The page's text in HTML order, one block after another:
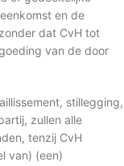
en de
dat CvH tot
van de door
stillegging,
zullen alle
tenzij CvH
van) (een)